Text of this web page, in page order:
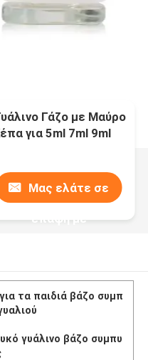
Γάζο με Μαύρο
για 5ml 7ml 9ml
Μας ελάτε σε
επαφή με
τα παιδιά βάζο συμπ
γυάλινο βάζο συμπυ